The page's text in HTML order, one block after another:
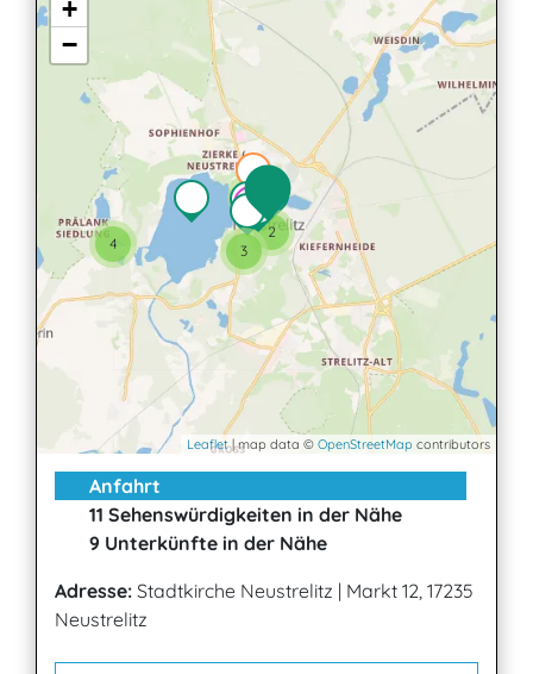
4
2
3
2
+
−
Leaflet| map data © OpenStreetMap contributors
Anfahrt
11 Sehenswürdigkeiten in der Nähe
9 Unterkünfte in der Nähe
Adresse: Stadtkirche Neustrelitz | Markt 12, 17235
Neustrelitz